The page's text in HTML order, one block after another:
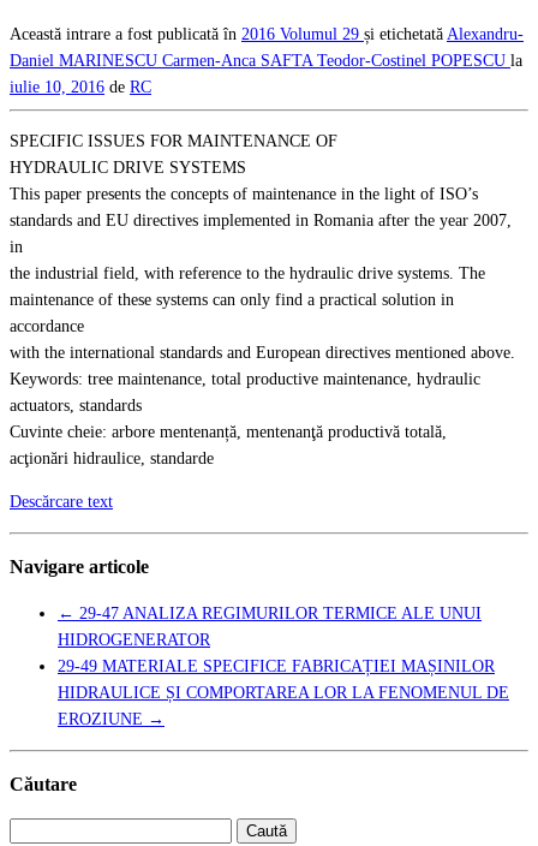
Această intrare a fost publicată în 2016 Volumul 29 și etichetată Alexandru-
Daniel MARINESCU Carmen-Anca SAFTA Teodor-Costinel POPESCU la
iulie 10, 2016 de RC
SPECIFIC ISSUES FOR MAINTENANCE OF
HYDRAULIC DRIVE SYSTEMS
This paper presents the concepts of maintenance in the light of ISO’s
standards and EU directives implemented in Romania after the year 2007,
in
the industrial field, with reference to the hydraulic drive systems. The
maintenance of these systems can only find a practical solution in
accordance
with the international standards and European directives mentioned above.
Keywords: tree maintenance, total productive maintenance, hydraulic
actuators, standards
Cuvinte cheie: arbore mentenanță, mentenanţă productivă totală,
acţionări hidraulice, standarde
Descărcare text
Navigare articole
← 29-47 ANALIZA REGIMURILOR TERMICE ALE UNUI
HIDROGENERATOR
29-49 MATERIALE SPECIFICE FABRICAȚIEI MAȘINILOR
HIDRAULICE ȘI COMPORTAREA LOR LA FENOMENUL DE
EROZIUNE →
Căutare